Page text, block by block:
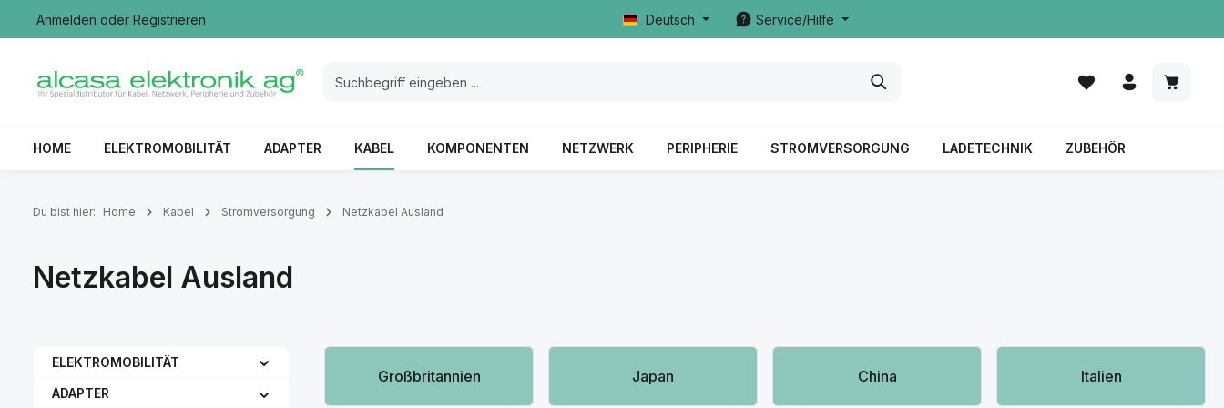
Zur Hauptnavigation springen
Anmelden oder Registrieren Deutsch Service/Hilfe
HOME ELEKTROMOBILITÄT ADAPTER KABEL KOMPONENTEN NETZWERK PERIPHERIE STROMVERSORGUNG LADETECHNIK ZUBEHÖR
Du bist hier: Home Kabel Stromversorgung Netzkabel Ausland
Netzkabel Ausland
ELEKTROMOBILITÄT
ADAPTER
Kategoriegalerie überspringen
Großbritannien Japan China Italien